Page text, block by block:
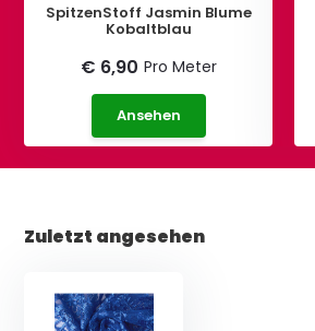
SpitzenStoff Jasmin Blume
Kobaltblau
€ 6,90 Pro Meter
Ansehen
Zuletzt angesehen